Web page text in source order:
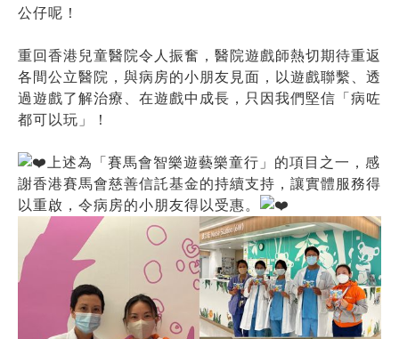
公仔呢！
重回香港兒童醫院令人振奮，醫院遊戲師熱切期待重返
各間公立醫院，與病房的小朋友見面，以遊戲聯繫、透
過遊戲了解治療、在遊戲中成長，只因我們堅信「病咗
都可以玩」！
上述為「賽馬會智樂遊藝樂童行」的項目之一，感
謝香港賽馬會慈善信託基金的持續支持，讓實體服務得
以重啟，令病房的小朋友得以受惠。